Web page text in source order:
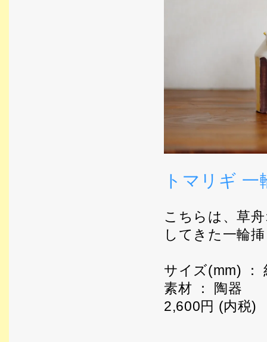
トマリギ
こちらは、草
してきた一輪
サイズ(mm) ：
素材 ： 陶器
2,600円 (内税)